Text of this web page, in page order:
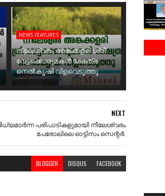
NEWS FEATURES
നീലേശ്വരം അങ്കക്കളരി ശ്രീ
വേട്ടക്കൊരുമകൻ ക്ഷേത്ര
നെൽകൃഷി വിളവെടുത്തു
NEXT
പരിപാടികളുമായി നീലേശ്വരം
പേരോലിലെ ഓട്ടിസം സെന്റർ.
BLOGGER DISQUS FACEBOOK